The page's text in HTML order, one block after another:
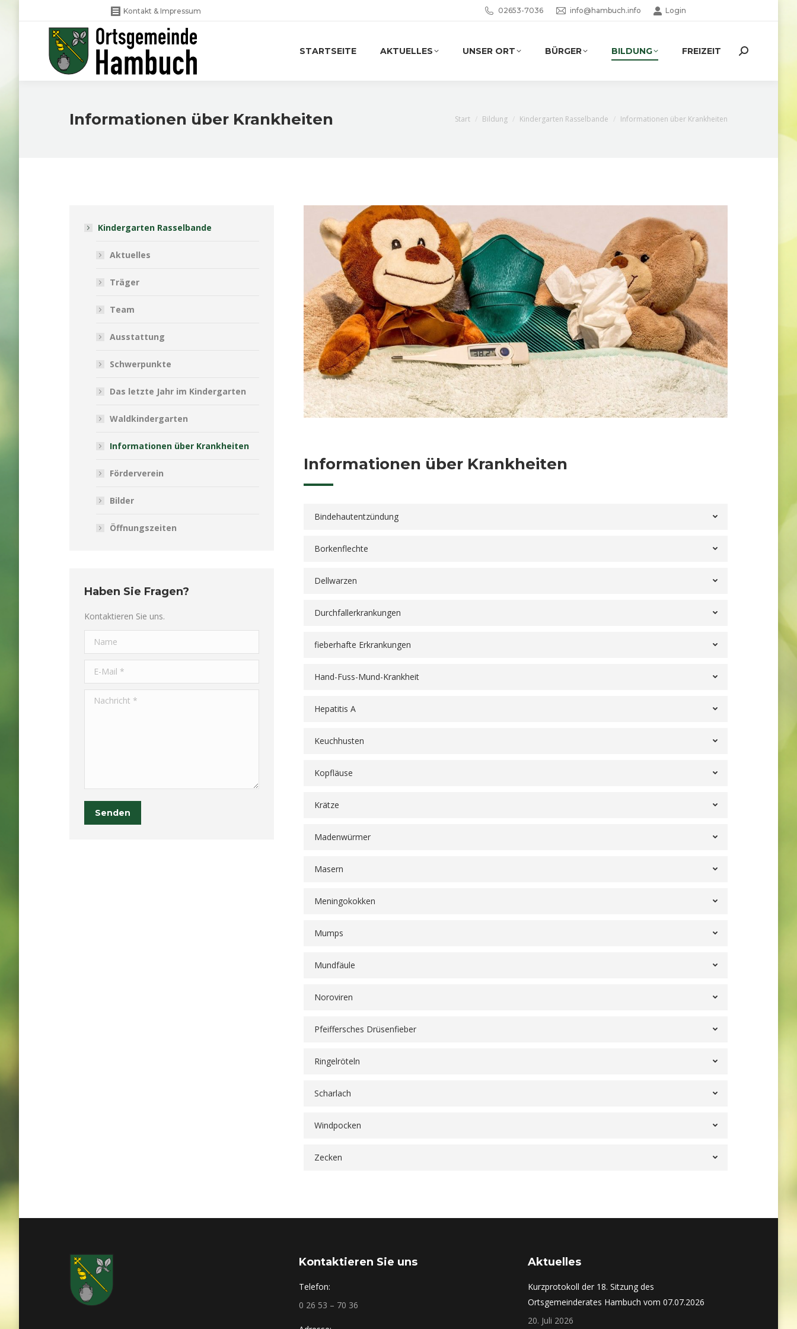
Kontakt & Impressum 02653-7036 info@hambuch.info Login
STARTSEITE AKTUELLES UNSER ORT BÜRGER BILDUNG FREIZEIT Search:
Informationen über Krankheiten Sie befinden sich hier:
Start Bildung Kindergarten Rasselbande Informationen über Krankheiten
Informationen über Krankheiten
Bindehautentzündung
Borkenflechte
Dellwarzen
Durchfallerkrankungen
fieberhafte Erkrankungen
Hand-Fuss-Mund-Krankheit
Hepatitis A
Keuchhusten
Kopfläuse
Krätze
Madenwürmer
Masern
Meningokokken
Mumps
Mundfäule
Noroviren
Pfeiffersches Drüsenfieber
Ringelröteln
Scharlach
Windpocken
Zecken
Kindergarten Rasselbande
Aktuelles
Träger
Team
Ausstattung
Schwerpunkte
Das letzte Jahr im Kindergarten
Waldkindergarten
Informationen über Krankheiten
Förderverein
Bilder
Öffnungszeiten
Haben Sie Fragen?
Kontaktieren Sie uns.
Name
E-Mail *
Nachricht *
Senden
Kontaktieren Sie uns
Telefon:
0 26 53 – 70 36
Aktuelles
Kurzprotokoll der 18. Sitzung des
Ortsgemeinderates Hambuch vom 07.07.2026
20. Juli 2026